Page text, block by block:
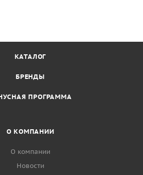
КАТАЛОГ
БРЕНДЫ
ПРОГРАММА
О КОМПАНИИ
О компании
Новости